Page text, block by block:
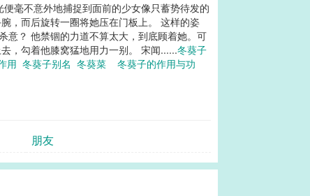
毫不意外地捕捉到面前的少女像只蓄势待发的
，而后旋转一圈将她压在门板上。 这样的姿
意？ 他禁锢的力道不算太大，到底顾着她。可
，勾着他膝窝猛地用力一别。 宋闻......冬葵子
用 冬葵子别名 冬葵菜
冬葵子的作用与功
朋友